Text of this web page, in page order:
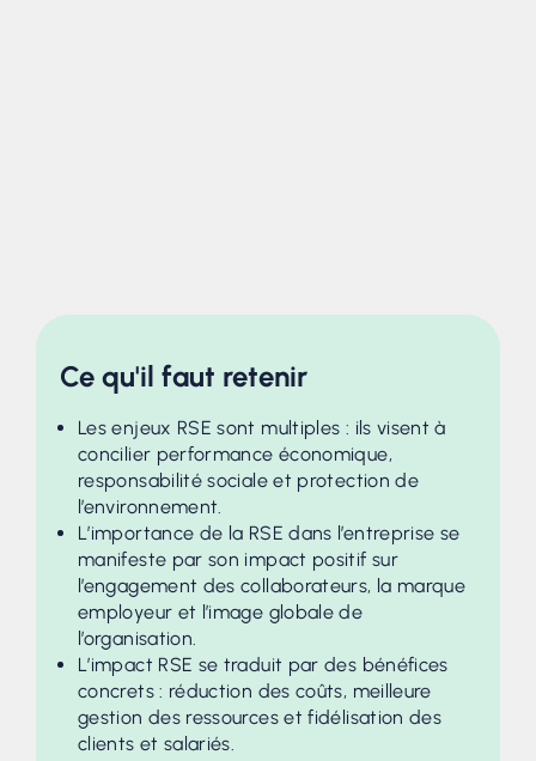
Ce qu'il faut retenir
Les enjeux RSE sont multiples : ils visent à
concilier performance économique,
responsabilité sociale et protection de
l’environnement.
L’importance de la RSE dans l’entreprise se
manifeste par son impact positif sur
l’engagement des collaborateurs, la marque
employeur et l’image globale de
l’organisation.
L’impact RSE se traduit par des bénéfices
concrets : réduction des coûts, meilleure
gestion des ressources et fidélisation des
clients et salariés.